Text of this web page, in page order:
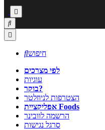



חיפוש
לפי מצרכים
עוגיות
בוקר?
הצטרפות לניוזלטר
אפליקציית Foods
הרשמה לוובינר
סרגל נגישות